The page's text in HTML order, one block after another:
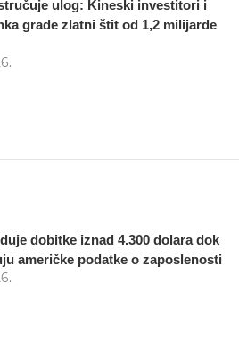
ulog: Kineski investitori i
grade zlatni štit od 1,2 milijarde
dobitke iznad 4.300 dolara dok
američke podatke o zaposlenosti